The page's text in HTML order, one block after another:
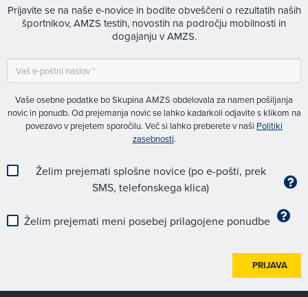
Prijavite se na naše e-novice in bodite obveščeni o rezultatih naših
športnikov, AMZS testih, novostih na področju mobilnosti in
dogajanju v AMZS.
Vaše osebne podatke bo Skupina AMZS obdelovala za namen pošiljanja
novic in ponudb. Od prejemanja novic se lahko kadarkoli odjavite s klikom na
povezavo v prejetem sporočilu. Več si lahko preberete v naši Politiki
zasebnosti.
Želim prejemati splošne novice (po e-pošti, prek
SMS, telefonskega klica)
Želim prejemati meni posebej prilagojene ponudbe
PRIJAVA